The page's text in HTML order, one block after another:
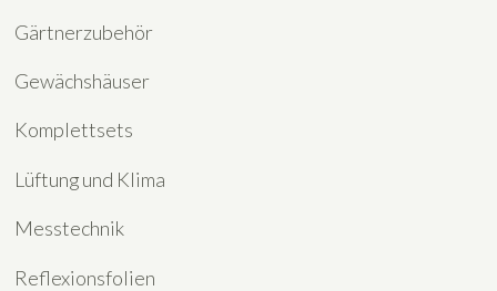
Gärtnerzubehör
Gewächshäuser
Komplettsets
Lüftung und Klima
Messtechnik
Reflexionsfolien